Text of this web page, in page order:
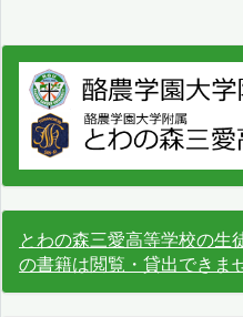
とわの森三愛高等学校の生
の書籍は閲覧・貸出できま